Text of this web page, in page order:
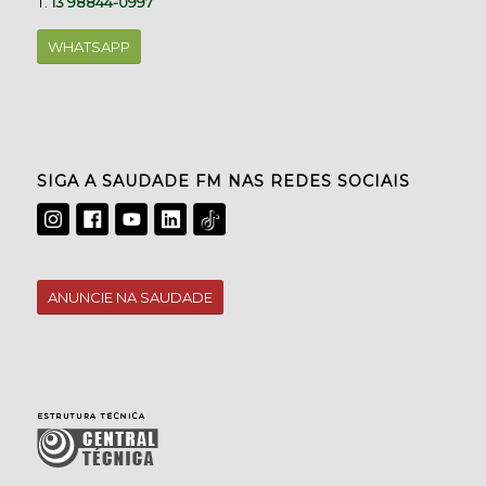
WHATSAPP
SIGA A SAUDADE FM NAS REDES SOCIAIS
ANUNCIE NA SAUDADE